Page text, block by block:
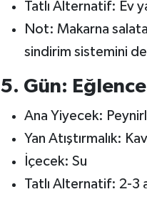
Tatlı Alternatif: Ev
Not: Makarna
sindirim sistemini
5. Gün:
Ana Yiyecek:
Yan Atıştırmalık:
İçecek: Su
Tatlı Alternatif: 2-3